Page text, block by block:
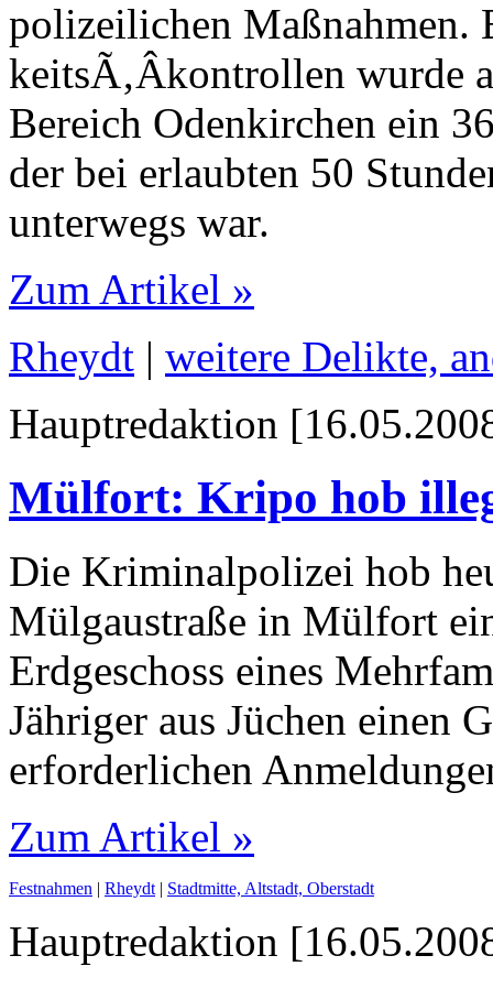
polizeilichen
keits­Ã‚Â­kontrollen wurde
Bereich Odenkirchen ein
der bei erlaubten 50
unterwegs war.
Zum Artikel »
Rheydt | weitere Delikte,
Hauptredaktion
Mülfort: Kripo hob
Die Kriminalpolizei hob
Mülgaustraße in Mülfort
Erdgeschoss eines
Jähriger aus Jüchen einen
erforderlichen
Zum Artikel »
Festnahmen | Rheydt | Stadtmitte, Altstadt, Oberstadt
Hauptredaktion